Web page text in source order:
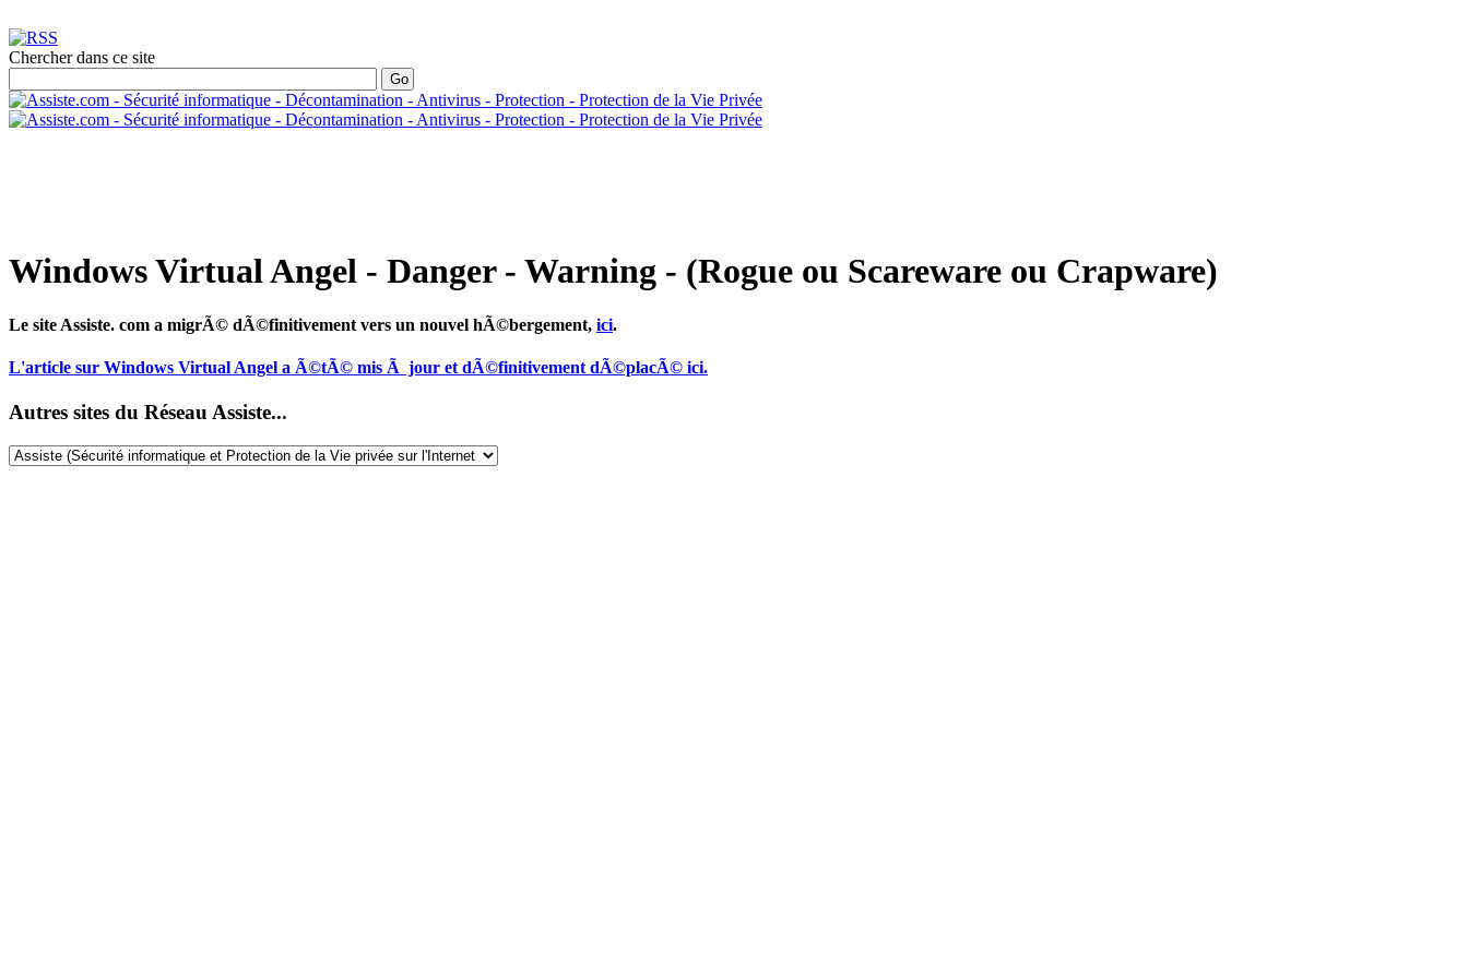
Chercher dans ce site
Windows Virtual Angel - Danger - Warning - (Rogue ou Scareware ou Crapware)
Le site Assiste. com a migrÃ© dÃ©finitivement vers un nouvel hÃ©bergement, ici.
L'article sur Windows Virtual Angel a Ã©tÃ© mis Ã jour et dÃ©finitivement dÃ©placÃ© ici.
Autres sites du Réseau Assiste...